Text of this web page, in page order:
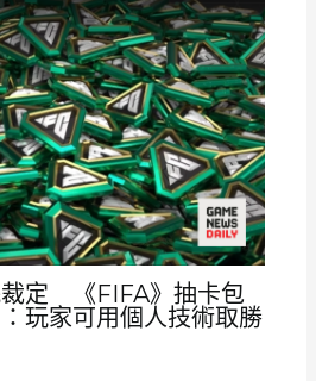
裁定 《FIFA》抽卡包
玩家可用個人技術取勝